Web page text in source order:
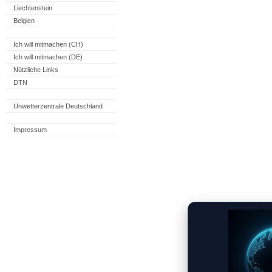
Liechtenstein
Belgien
Ich will mitmachen (CH)
Ich will mitmachen (DE)
Nützliche Links
DTN
Unwetterzentrale Deutschland
Impressum